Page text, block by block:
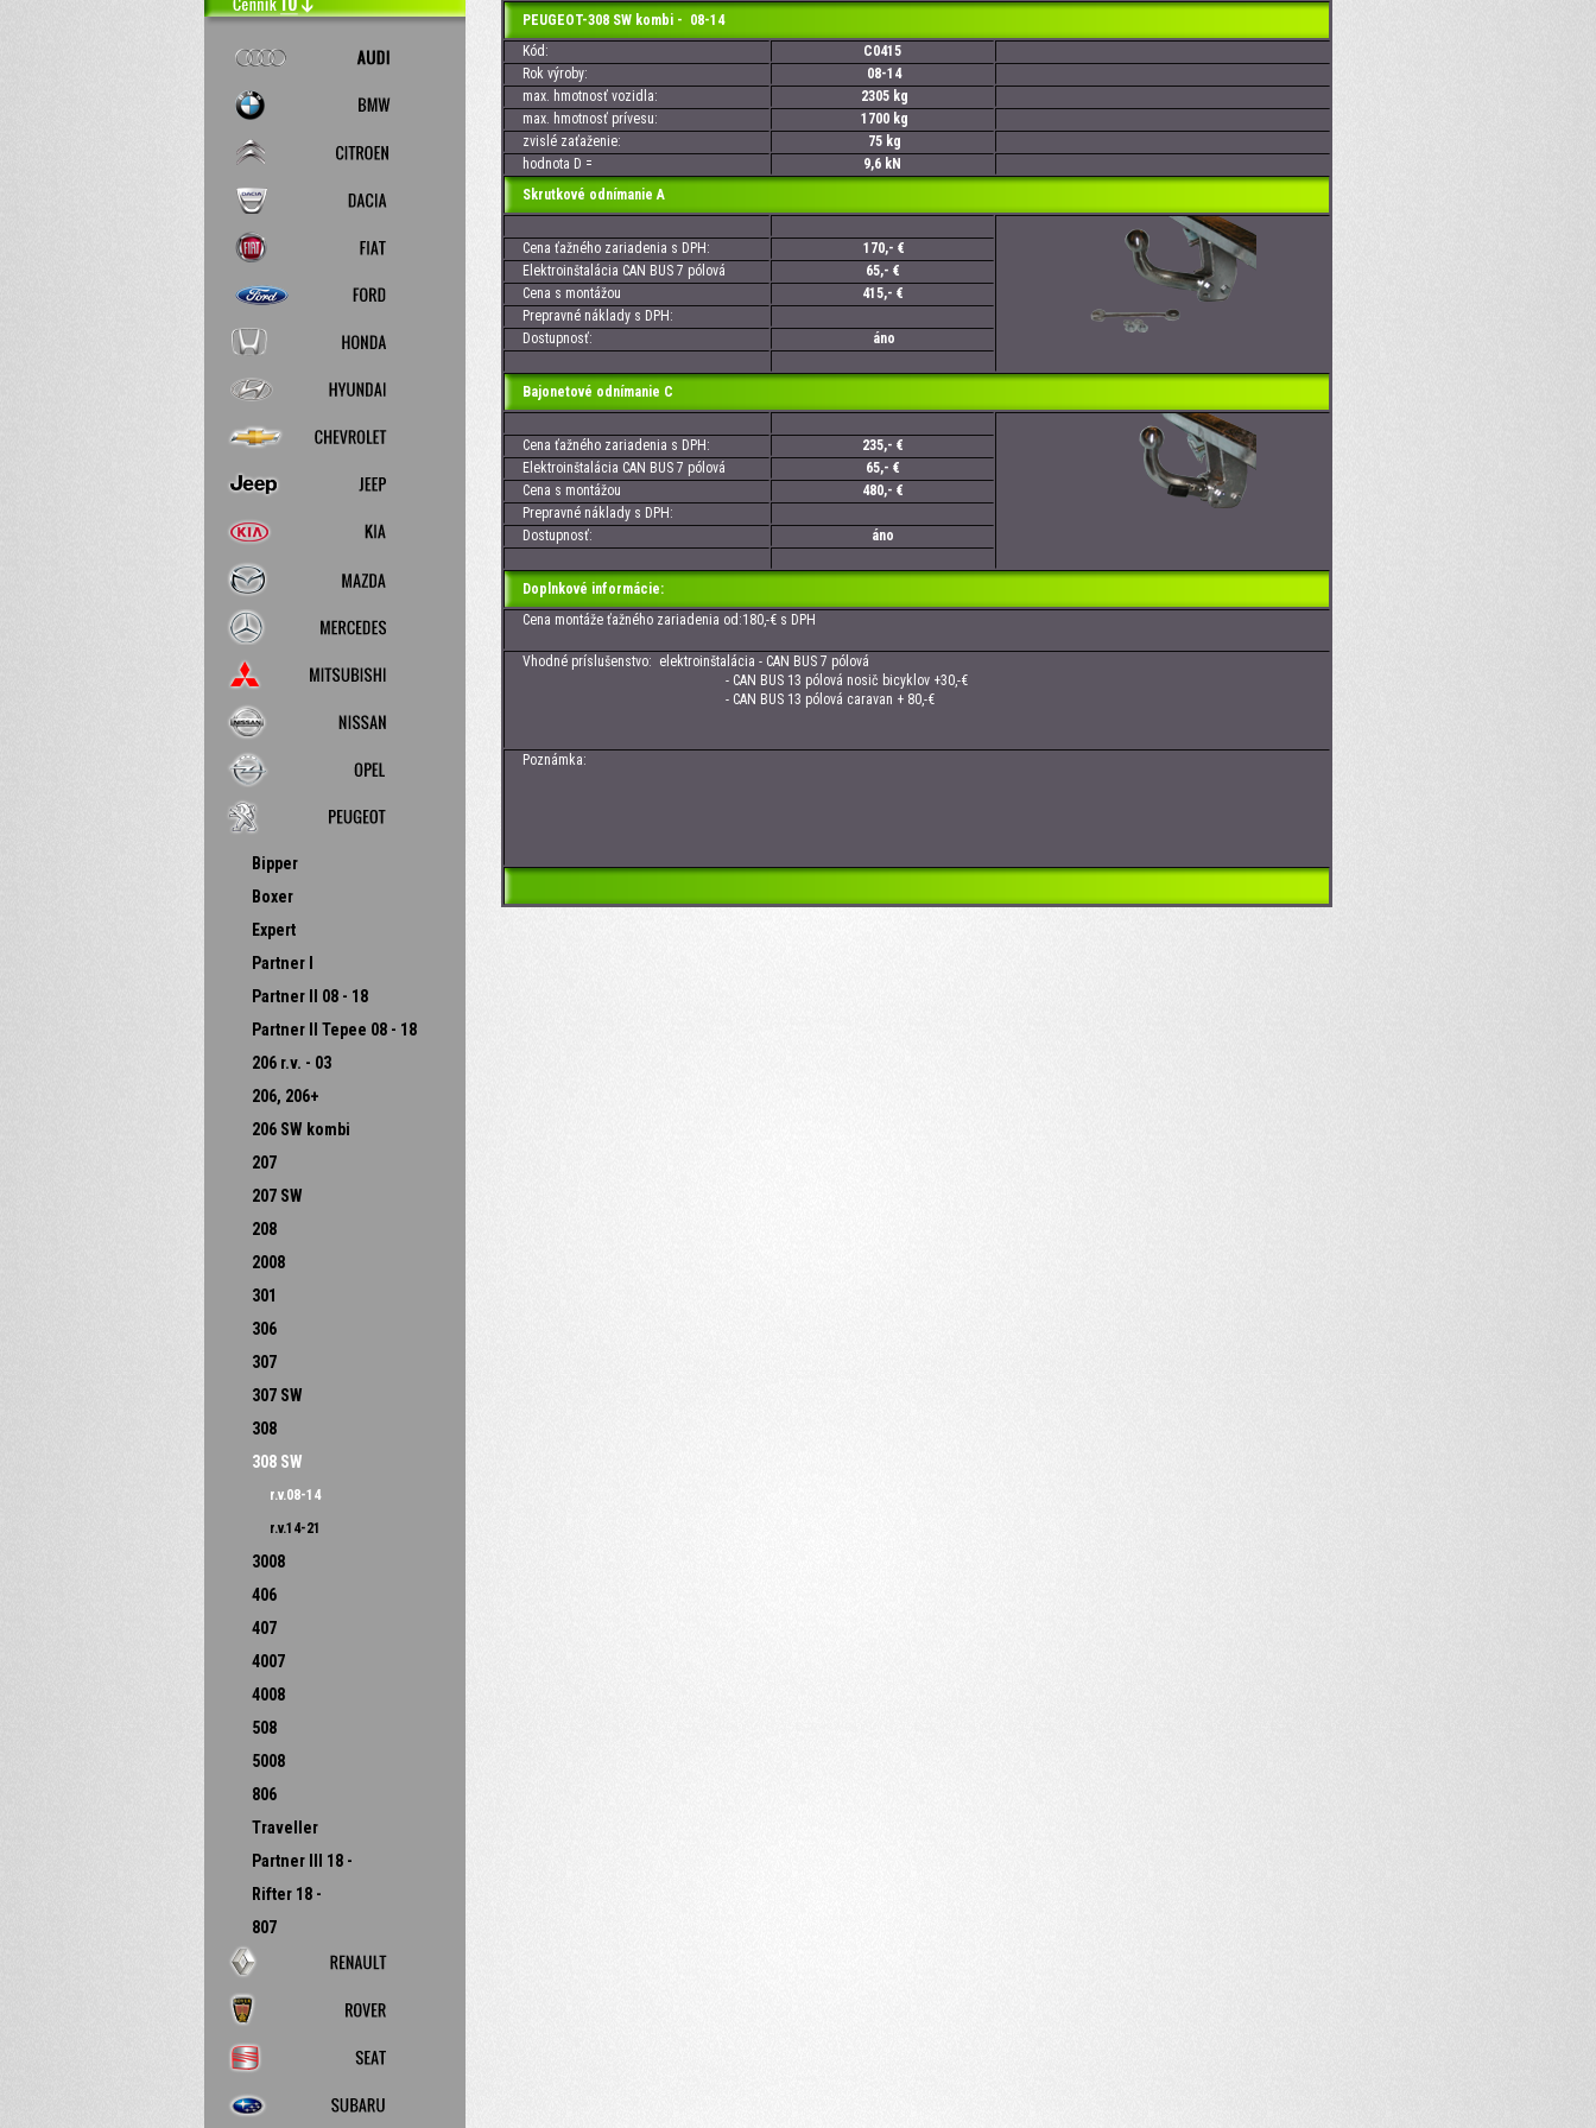
Bipper
Boxer
Expert
Partner I
Partner II 08 - 18
Partner II Tepee 08 - 18
206 r.v. - 03
206, 206+
206 SW kombi
207
207 SW
208
2008
301
306
307
307 SW
308
308 SW
r.v.08-14
r.v.14-21
3008
406
407
4007
4008
508
5008
806
Traveller
Partner III 18 -
Rifter 18 -
807
PEUGEOT-308 SW kombi - 08-14
Kód:
C0415
Rok výroby:
08-14
max. hmotnosť vozidla:
2305 kg
max. hmotnosť prívesu:
1700 kg
zvislé zaťaženie:
75 kg
hodnota D =
9,6 kN
Skrutkové odnímanie A
Cena ťažného zariadenia s DPH:
170,- €
Elektroinštalácia CAN BUS 7 pólová
65,- €
Cena s montážou
415,- €
Prepravné náklady s DPH:
Dostupnosť:
áno
Bajonetové odnímanie C
Cena ťažného zariadenia s DPH:
235,- €
Elektroinštalácia CAN BUS 7 pólová
65,- €
Cena s montážou
480,- €
Prepravné náklady s DPH:
Dostupnosť:
áno
Doplnkové informácie:
Cena montáže ťažného zariadenia od:180,-€ s DPH
Vhodné príslušenstvo: elektroinštalácia - CAN BUS 7 pólová
- CAN BUS 13 pólová nosič bicyklov +30,-€
- CAN BUS 13 pólová caravan + 80,-€
Poznámka: